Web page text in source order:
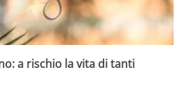
a rischio la vita di tanti